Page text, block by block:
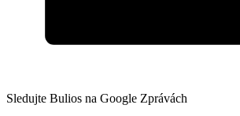
Sledujte Bulios na Google Zprávách